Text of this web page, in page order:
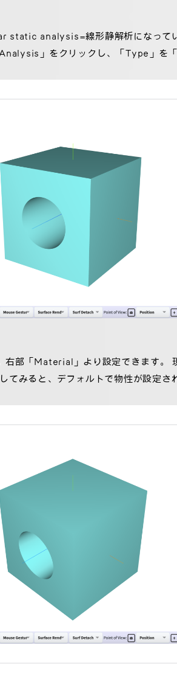
static analysis=線形静解析になっ
」をクリックし、「Type」を
右部「Material」より設定できます。
てみると、デフォルトで物性が設定さ